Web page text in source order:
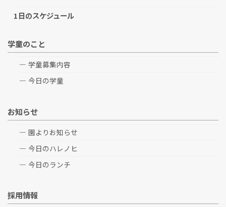
1日のスケジュール
学童のこと
学童募集内容
今日の学童
お知らせ
園よりお知らせ
今日のハレノヒ
今日のランチ
採用情報